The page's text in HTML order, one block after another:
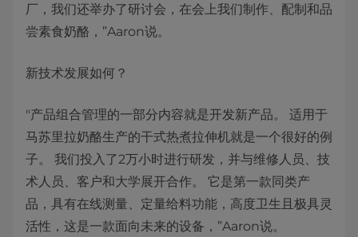
厂，我们还举办了研讨会，在会上我们制作、配制和品
尝素食奶酪，”Aaron说。
新技术发展如何？
"产品组合管理的一部分内容就是开发新产品。 适用于
马苏里拉奶酪生产的干式热煮拉伸机就是一个很好的例
子。 我们投入了2万小时进行研发，并与维修人员、技
术人员、客户和大学展开合作。 它是第一款同类产
品，具有在线测量、定量给料功能，高度卫生且极具灵
活性，这是一款面向未来的设备，”Aaron说。